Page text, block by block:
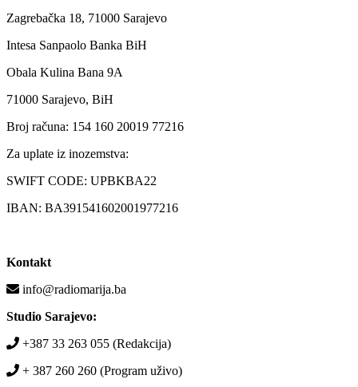
Zagrebačka 18, 71000 Sarajevo
Intesa Sanpaolo Banka BiH
Obala Kulina Bana 9A
71000 Sarajevo, BiH
Broj računa: 154 160 20019 77216
Za uplate iz inozemstva:
SWIFT CODE: UPBKBA22
IBAN: BA391541602001977216
Kontakt
info@radiomarija.ba
Studio Sarajevo:
+387 33 263 055 (Redakcija)
+ 387 260 260 (Program uživo)